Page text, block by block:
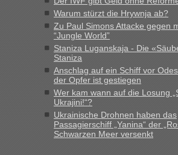
Warum stürzt die Hrywnja ab?
Zu Paul Simons Attacke gegen
“Jungle World”
Staniza Luganskaja - Die
Staniza
Anschlag auf ein Schiff vor
der Opfer ist gestiegen
Wer kam wann auf die Losung
Ukrajini!“?
Ukrainische Drohnen haben das
Passagierschiff „Yanina“ der
Schwarzen Meer versenkt